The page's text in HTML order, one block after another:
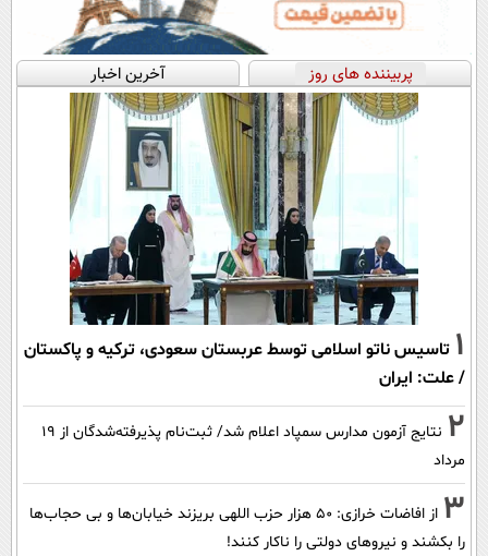
پربیننده های روز آخرین اخبار
1 تاسیس ناتو اسلامی توسط عربستان سعودی، ترکیه و پاکستان
/ علت: ایران
2
نتایج آزمون مدارس سمپاد اعلام شد/ ثبت‌نام پذیرفته‌شدگان از ۱۹
مرداد
3
از افاضات خرازی: ۵۰ هزار حزب اللهی بریزند خیابان‌ها و بی حجاب‌ها
را بکشند و نیرو‌های دولتی را ناکار کنند!